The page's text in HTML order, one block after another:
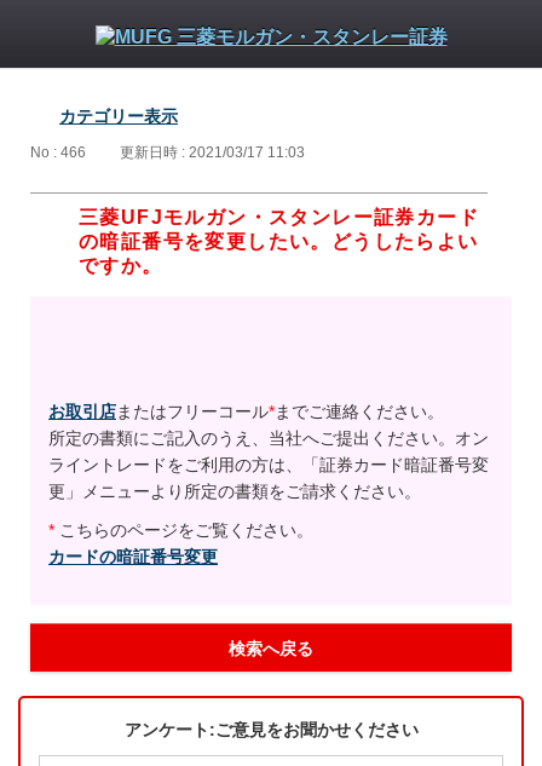
カテゴリー表示
No : 466 更新日時 : 2021/03/17 11:03
三菱UFJモルガン・スタンレー証券カード
の暗証番号を変更したい。どうしたらよい
ですか。
お取引店またはフリーコール*までご連絡ください。
所定の書類にご記入のうえ、当社へご提出ください。オン
ライントレードをご利用の方は、「証券カード暗証番号変
更」メニューより所定の書類をご請求ください。
* こちらのページをご覧ください。
カードの暗証番号変更
検索へ戻る
アンケート:ご意見をお聞かせください